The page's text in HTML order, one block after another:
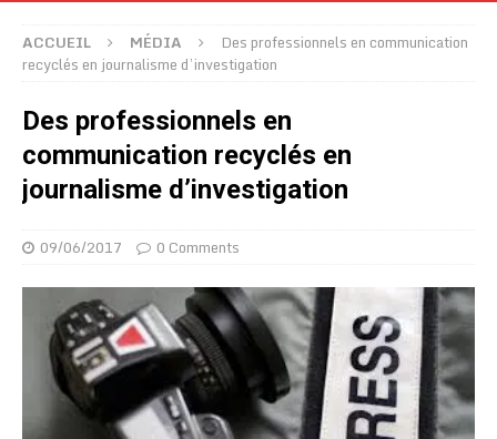
ACCUEIL MÉDIA
Des professionnels en communication
recyclés en journalisme d’investigation
Des professionnels en
communication recyclés en
journalisme d’investigation
09/06/2017 0 Comments